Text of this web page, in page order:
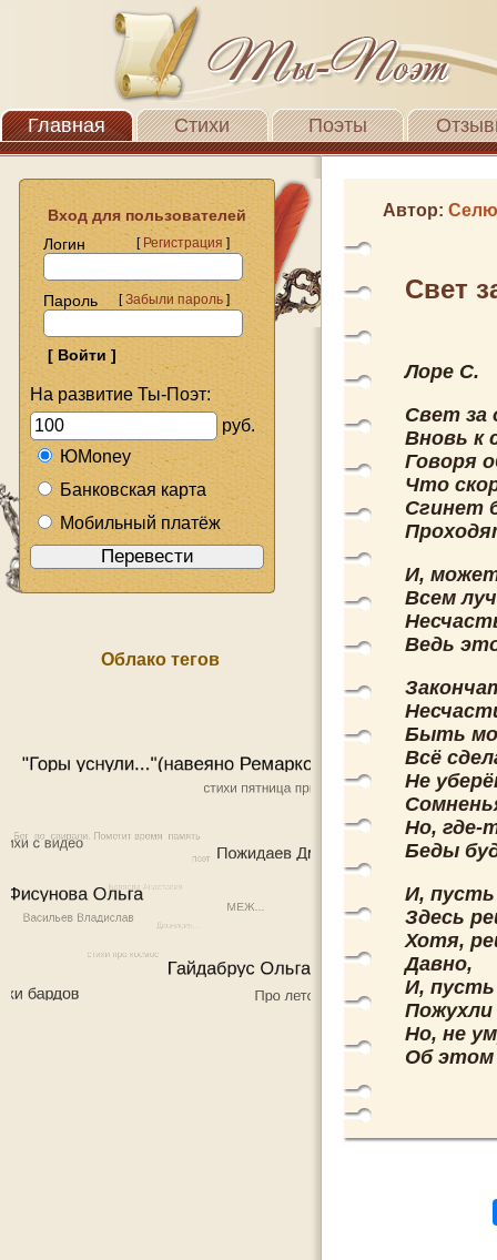
Главная Стихи Поэты
Вход для пользователей
Логин
[Регистрация]
Пароль [Забыли пароль]
На развитие Ты-Поэт:
руб.
ЮMoney
Банковская карта
Мобильный платёж
Облако тегов
Автор:
Свет
Лоре С.
Свет за
Вновь к
Говоря
Что
Сгинет
И,
Всем
Ведь
Быть
Всё
Не
Но, где-
Беды
И, пусть
Здесь
Хотя,
Давно,
И, пусть
Но, не
Об этом